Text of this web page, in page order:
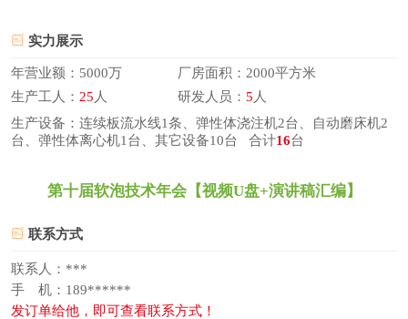
实力展示
年营业额：5000万
厂房面积：2000平方米
生产工人： 25 人 研发人员： 5 人
生产设备：连续板流水线1条、弹性体浇注机2台、自动磨床机2
台、弹性体离心机1台、其它设备10台 合计16台
第十届软泡技术年会【视频U盘+演讲稿汇编】
联系方式
联系人：***
手 机：189******
发订单给他，即可查看联系方式！